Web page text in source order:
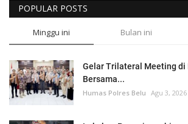
POPULAR POSTS
Minggu ini Bulan ini
Gelar Trilateral Meeting di
Bersama...
Humas Polres Belu Agu 3, 2026